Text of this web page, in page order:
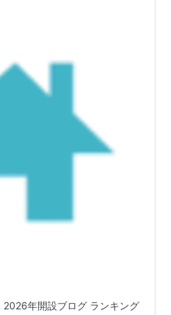
2026年開設ブログ ランキング